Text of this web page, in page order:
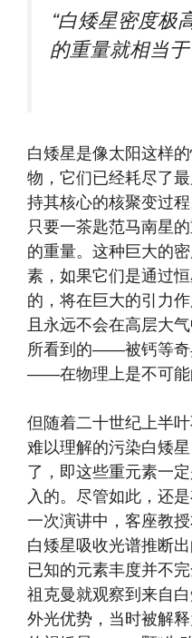
“白矮星密度极
的重量就相当
白矮星是像太阳这样
物，它们已经耗尽了
持其核心的核聚变过
只要一茶匙范马南星
的重量。这种巨大的
素，如果它们是通过
的，将在巨大的引力
且永远不会在高层大
所看到的——被钙等奇
——在物理上是不可能
但随着二十世纪上半
难以理解的污染白矮
了，即这些重元素一
入的。尽管如此，还
一次演讲中，客座教
白矮星吸收光谱推断
已知的元素丰度并不
祖克曼就观察到来自
外光优势，当时被解